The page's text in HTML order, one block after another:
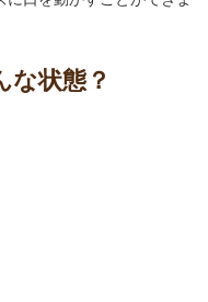
な状態？